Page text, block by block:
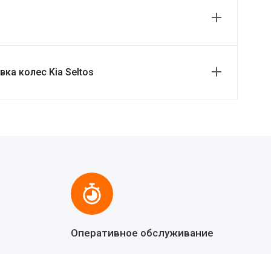
колес Kia Seltos
Оперативное обслуживание